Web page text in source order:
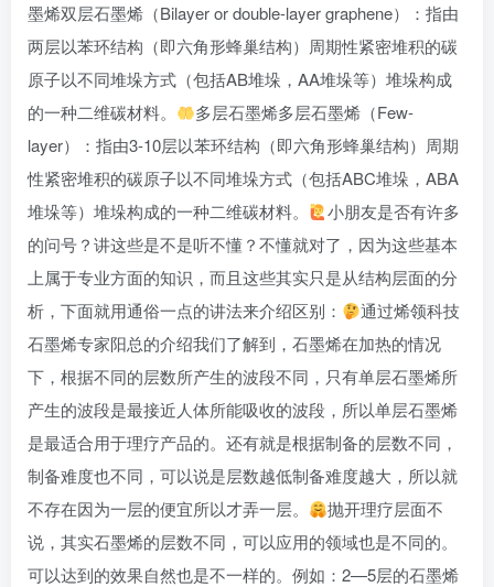
墨烯双层石墨烯（Bilayer or double-layer graphene）：指由
两层以苯环结构（即六角形蜂巢结构）周期性紧密堆积的碳
原子以不同堆垛方式（包括AB堆垛，AA堆垛等）堆垛构成
的一种二维碳材料。
多层石墨烯多层石墨烯（Few-
layer）：指由3-10层以苯环结构（即六角形蜂巢结构）周期
性紧密堆积的碳原子以不同堆垛方式（包括ABC堆垛，ABA
堆垛等）堆垛构成的一种二维碳材料。
小朋友是否有许多
的问号？讲这些是不是听不懂？不懂就对了，因为这些基本
上属于专业方面的知识，而且这些其实只是从结构层面的分
析，下面就用通俗一点的讲法来介绍区别：
通过烯领科技
石墨烯专家阳总的介绍我们了解到，石墨烯在加热的情况
下，根据不同的层数所产生的波段不同，只有单层石墨烯所
产生的波段是最接近人体所能吸收的波段，所以单层石墨烯
是最适合用于理疗产品的。还有就是根据制备的层数不同，
制备难度也不同，可以说是层数越低制备难度越大，所以就
不存在因为一层的便宜所以才弄一层。
抛开理疗层面不
说，其实石墨烯的层数不同，可以应用的领域也是不同的。
可以达到的效果自然也是不一样的。例如：2—5层的石墨烯